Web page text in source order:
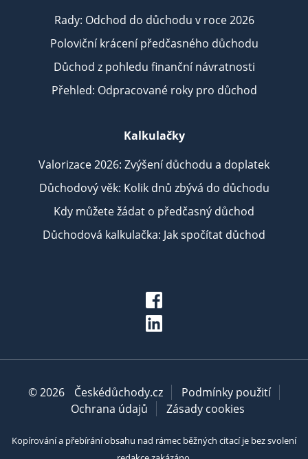
Rady: Odchod do důchodu v roce 2026
Poloviční krácení předčasného důchodu
Důchod z pohledu finanční návratnosti
Přehled: Odpracované roky pro důchod
Kalkulačky
Valorizace 2026: Zvýšení důchodu a doplatek
Důchodový věk: Kolik dnů zbývá do důchodu
Kdy můžete žádat o předčasný důchod
Důchodová kalkulačka: Jak spočítat důchod
© 2026 Českédůchody.cz
Podmínky použití
Ochrana údajů
Zásady cookies
Kopírování a přebírání obsahu nad rámec běžných citací je bez svolení